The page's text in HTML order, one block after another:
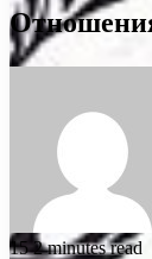
152 minutes read